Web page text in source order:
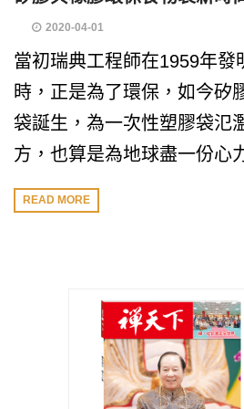
2020-04-01
當初瑞典工程師在1959年發
時，正是為了環保，如今矽
袋誕生，為一次性塑膠袋氾
方，也算是為地球盡一份心
READ MORE